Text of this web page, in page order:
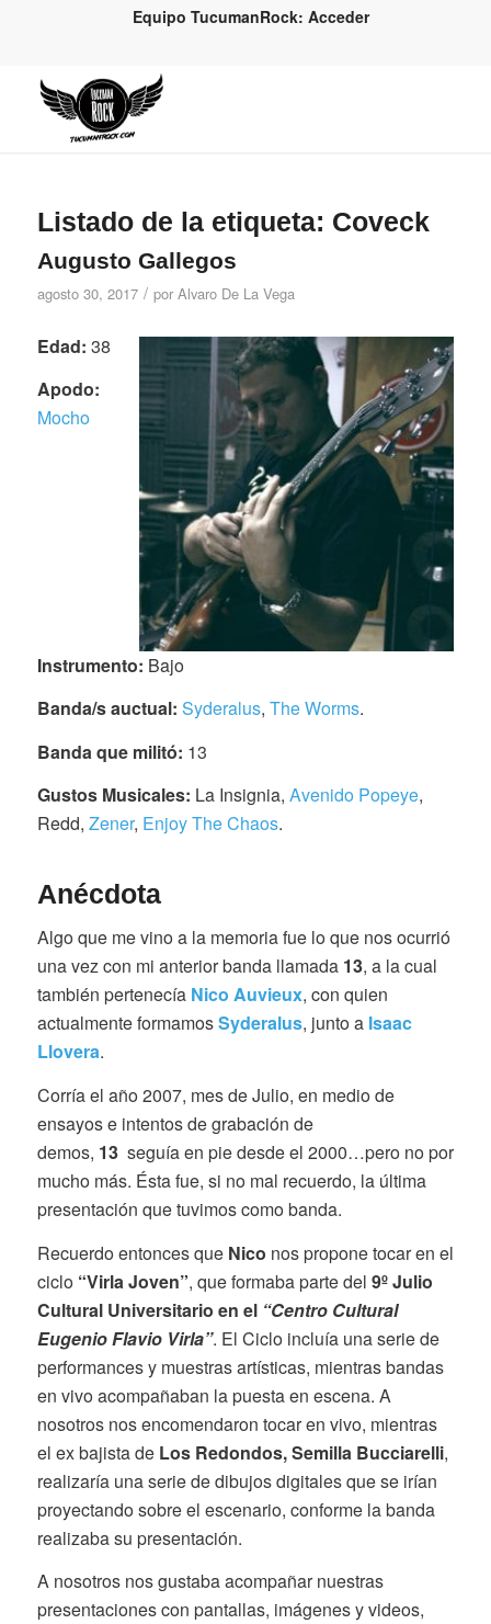
Equipo TucumanRock: Acceder
Listado de la etiqueta: Coveck
Augusto Gallegos
agosto 30, 2017 / por Alvaro De La Vega
Edad: 38
Apodo:
Mocho
Instrumento: Bajo
Banda/s auctual: Syderalus, The Worms.
Banda que militó: 13
Gustos Musicales: La Insignia, Avenido Popeye,
Redd, Zener, Enjoy The Chaos.
Anécdota
Algo que me vino a la memoria fue lo que nos ocurrió
una vez con mi anterior banda llamada 13, a la cual
también pertenecía Nico Auvieux, con quien
actualmenteformamosSyderalus, junto a Isaac
Llovera.
Corría el año 2007, mes de Julio, en medio de
ensayos e intentos de grabación de
demos, 13 seguía en pie desde el 2000…pero no por
mucho más. Ésta fue, si no mal recuerdo, la última
presentación que tuvimos como banda.
Recuerdo entonces que Nico nos propone tocar en el
ciclo “Virla Joven”, que formaba parte del 9º Julio
Cultural Universitario en el “Centro Cultural
Eugenio Flavio Virla”. El Ciclo incluía una serie de
performances y muestras artísticas, mientras bandas
en vivo acompañaban la puesta en escena. A
nosotros nos encomendaron tocar en vivo, mientras
el ex bajista de Los Redondos, Semilla Bucciarelli,
realizaría una serie de dibujos digitales que se irían
proyectando sobre el escenario, conforme la banda
realizaba su presentación.
A nosotros nos gustaba acompañar nuestras
presentaciones con pantallas, imágenes y videos,